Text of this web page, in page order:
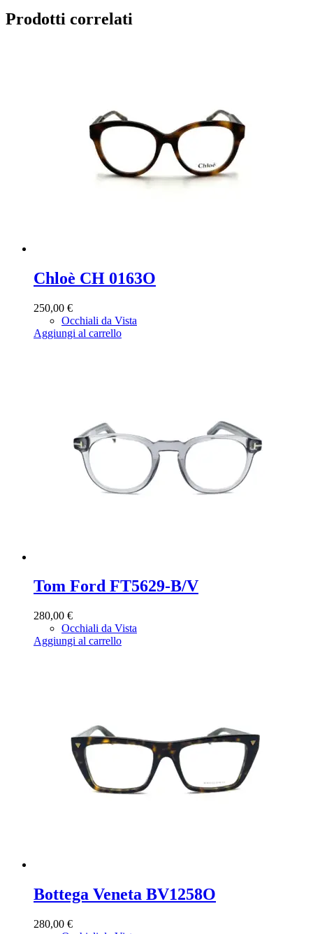
Prodotti correlati
Chloè CH 0163O
250,00 €
Occhiali da Vista
Aggiungi al carrello
Tom Ford FT5629-B/V
280,00 €
Occhiali da Vista
Aggiungi al carrello
Bottega Veneta BV1258O
280,00 €